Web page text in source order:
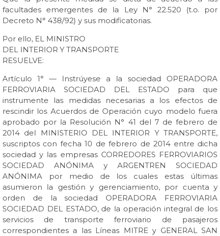
facultades emergentes de la Ley N° 22.520 (t.o. por
Decreto N° 438/92) y sus modificatorias.
Por ello, EL MINISTRO
DEL INTERIOR Y TRANSPORTE
RESUELVE:
Artículo 1° — Instrúyese a la sociedad OPERADORA
FERROVIARIA SOCIEDAD DEL ESTADO para que
instrumente las medidas necesarias a los efectos de
rescindir los Acuerdos de Operación cuyo modelo fuera
aprobado por la Resolución N° 41 del 7 de febrero de
2014 del MINISTERIO DEL INTERIOR Y TRANSPORTE,
suscriptos con fecha 10 de febrero de 2014 entre dicha
sociedad y las empresas CORREDORES FERROVIARIOS
SOCIEDAD ANÓNIMA y ARGENTREN SOCIEDAD
ANÓNIMA por medio de los cuales estas últimas
asumieron la gestión y gerenciamiento, por cuenta y
orden de la sociedad OPERADORA FERROVIARIA
SOCIEDAD DEL ESTADO, de la operación integral de los
servicios de transporte ferroviario de pasajeros
correspondientes a las Líneas MITRE y GENERAL SAN